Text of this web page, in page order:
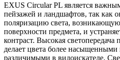
EXUS Circular PL является
пейзажей и ландшафтов, так как
поляризацию света,
поверхности предмета, и
контраст. Высокая светопередача
делает цвета более
различимыми в видоискателе.